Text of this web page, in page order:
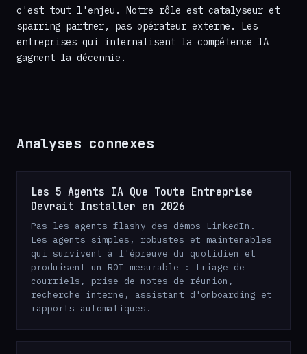
c'est tout l'enjeu. Notre rôle est catalyseur et
sparring partner, pas opérateur externe. Les
entreprises qui internalisent la compétence IA
gagnent la décennie.
Analyses connexes
Les 5 Agents IA Que Toute Entreprise
Devrait Installer en 2026
Pas les agents flashy des démos LinkedIn.
Les agents simples, robustes et maintenables
qui survivent à l'épreuve du quotidien et
produisent un ROI mesurable : triage de
courriels, prise de notes de réunion,
recherche interne, assistant d'onboarding et
rapports automatiques.